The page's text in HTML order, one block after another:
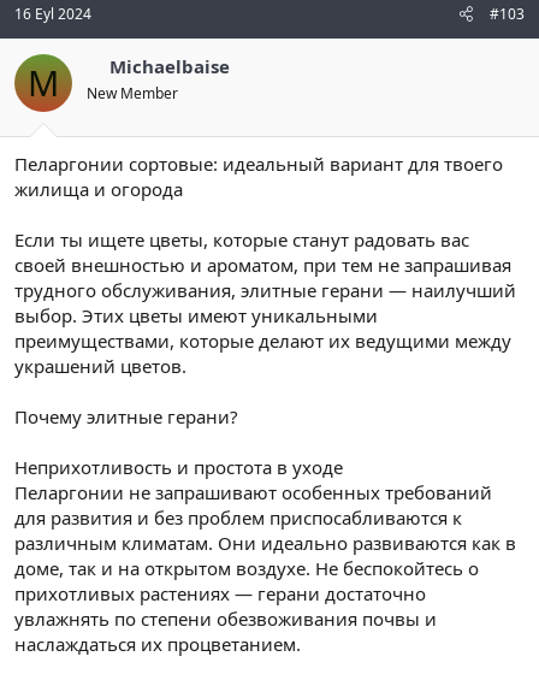
16 Eyl 2024 #103
M Michaelbaise
New Member
Пеларгонии сортовые: идеальный вариант для твоего
жилища и огорода
Если ты ищете цветы, которые станут радовать вас
своей внешностью и ароматом, при тем не запрашивая
трудного обслуживания, элитные герани — наилучший
выбор. Этих цветы имеют уникальными
преимуществами, которые делают их ведущими между
украшений цветов.
Почему элитные герани?
Неприхотливость и простота в уходе
Пеларгонии не запрашивают особенных требований
для развития и без проблем приспосабливаются к
различным климатам. Они идеально развиваются как в
доме, так и на открытом воздухе. Не беспокойтесь о
прихотливых растениях — герани достаточно
увлажнять по степени обезвоживания почвы и
наслаждаться их процветанием.